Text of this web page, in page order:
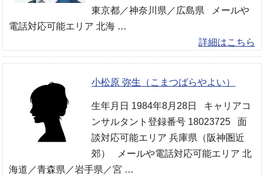
東京都／神奈川県／広島県 メールや
電話対応可能エリア 北海 …
詳細はこちら
小松原 弥生（こまつばらやよい）
生年月日 1984年8月28日 キャリアコ
ンサルタント登録番号 18023725 面
談対応可能エリア 兵庫県（阪神圏近
郊） メールや電話対応可能エリア 北
海道／青森県／岩手県／宮 …